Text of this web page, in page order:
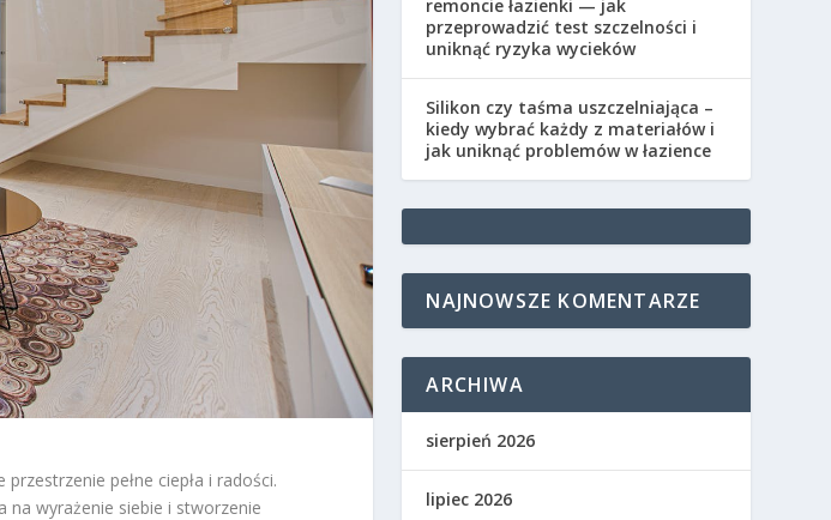
pełne ciepła i radości.
wyrażenie siebie i stworzenie
remoncie łazienki — jak
przeprowadzić test szczelności i
uniknąć ryzyka wycieków
Silikon czy taśma uszczelniająca –
kiedy wybrać każdy z materiałów i
jak uniknąć problemów w łazience
NAJNOWSZE KOMENTARZE
ARCHIWA
sierpień 2026
lipiec 2026